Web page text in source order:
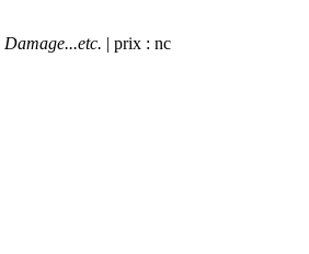
| prix : nc